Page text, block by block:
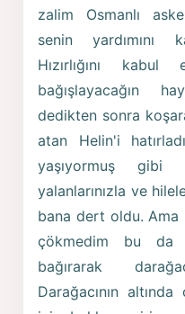
zalim Osmanlı
senin yardımını
Hızırlığını
bağışlayacağın
dedikten sonra
atan Helin'i
yaşıyormuş
yalanlarınızla ve
bana dert oldu.
çökmedim bu da
bağırarak
Darağacının